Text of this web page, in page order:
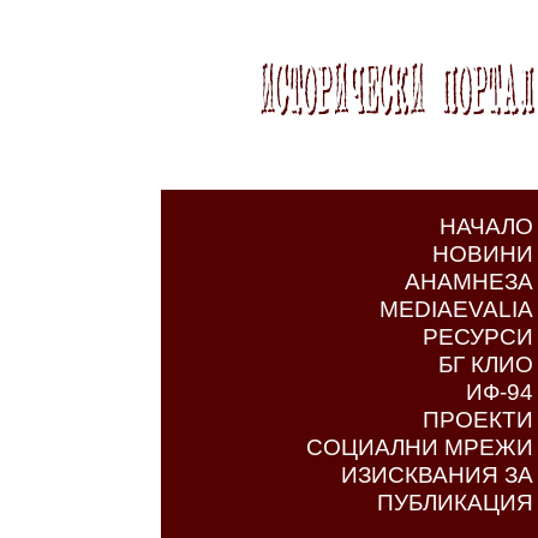
НАЧАЛО
НОВИНИ
АНАМНЕЗА
MEDIAEVALIA
РЕСУРСИ
БГ КЛИО
ИФ-94
ПРОЕКТИ
СОЦИАЛНИ МРЕЖИ
ИЗИСКВАНИЯ ЗА
ПУБЛИКАЦИЯ